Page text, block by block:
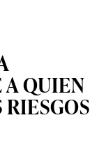
A QUIEN